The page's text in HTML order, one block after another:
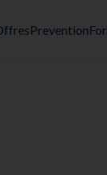
Prevention